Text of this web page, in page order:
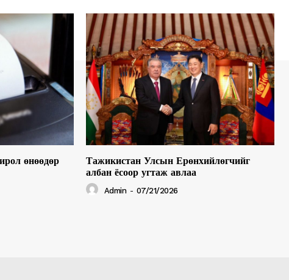
өнөөдөр
Тажикистан Улсын Ерөнхийлөгчийг
албан ёсоор угтаж авлаа
Admin - 07/21/2026